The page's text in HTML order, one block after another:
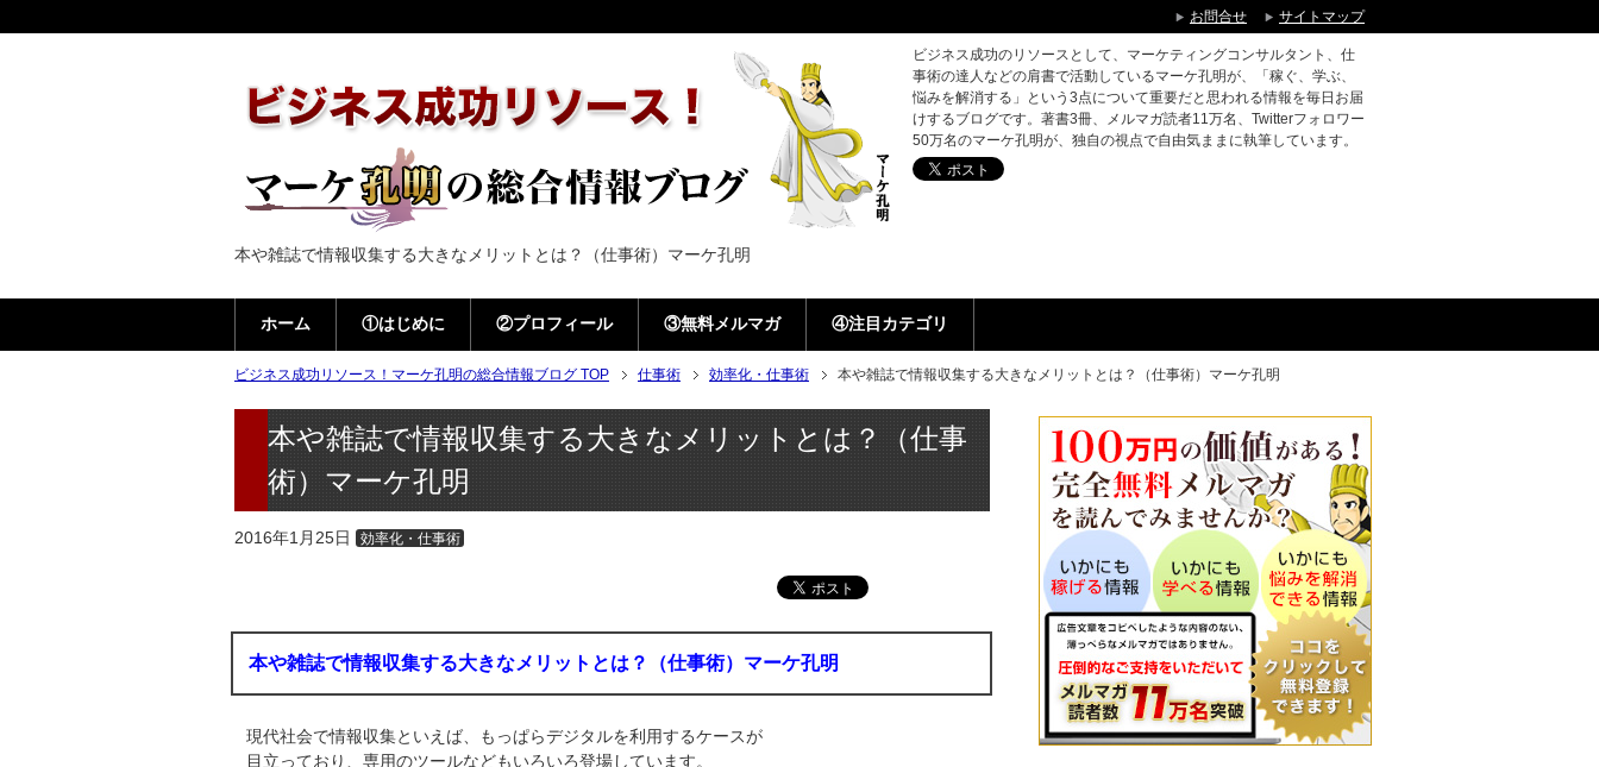
本や雑誌で情報収集する大きなメリットとは？（仕事術）マーケ孔明
ビジネス成功のリソースとして、マーケティングコンサルタント、仕
事術の達人などの肩書で活動しているマーケ孔明が、「稼ぐ、学ぶ、
悩みを解消する」という3点について重要だと思われる情報を毎日お届
けするブログです。著書3冊、メルマガ読者11万名、Twitterフォロワー
50万名のマーケ孔明が、独自の視点で自由気ままに執筆しています。
ホーム ①はじめに ②プロフィール ③無料メルマガ ④注目カテゴリ
ビジネス成功リソース！マーケ孔明の総合情報ブログ TOP 仕事術 効率化・仕事術 本や雑誌で情報収集する大きなメリットとは？（仕事術）マーケ孔明
本や雑誌で情報収集する大きなメリットとは？（仕事
術）マーケ孔明
2016年1月25日 効率化・仕事術
本や雑誌で情報収集する大きなメリットとは？（仕事術）マーケ孔明
現代社会で情報収集といえば、もっぱらデジタルを利用するケースが
目立っており、専用のツールなどもいろいろ登場しています。
お問合せ サイトマップ